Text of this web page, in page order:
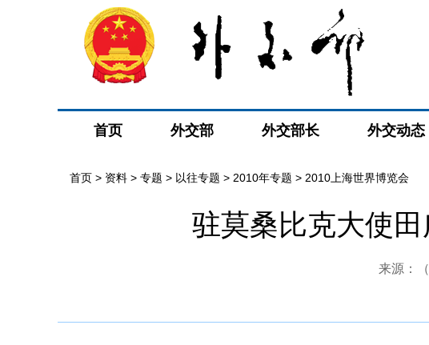
首页 外交部 外交部长 外交动态
首页 > 资料 > 专题 > 以往专题 > 2010年专题 > 2010上海世界博览会
驻莫桑比克大使
来源：